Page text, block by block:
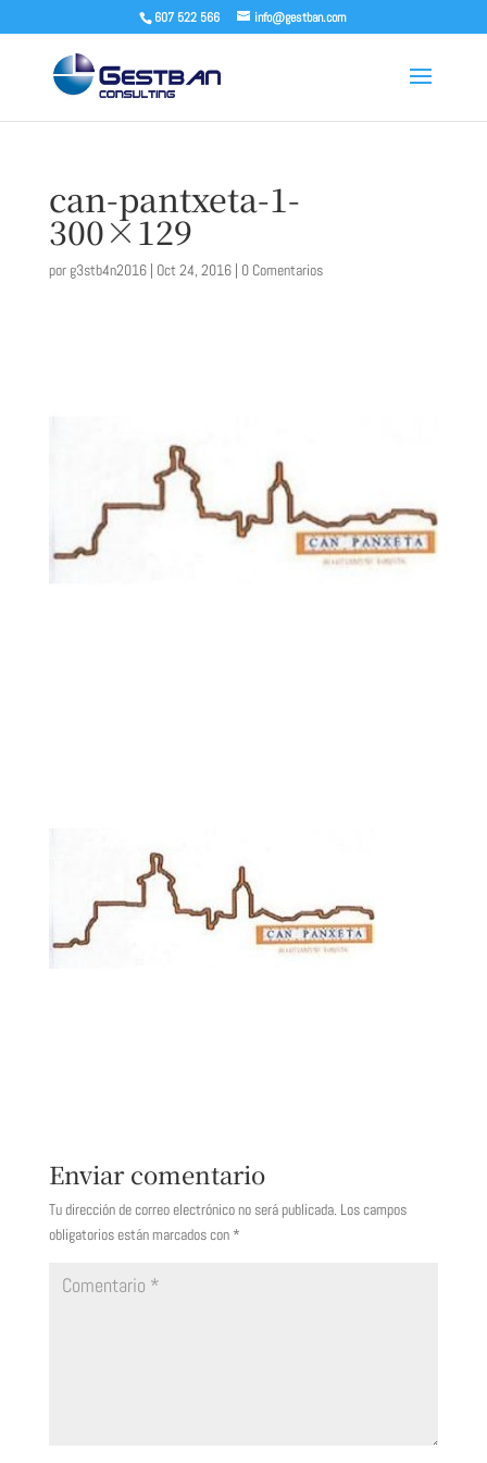
607 522 566 info@gestban.com
can-pantxeta-1-
300×129
por g3stb4n2016| Oct 24, 2016| 0 Comentarios
Enviar comentario
Tu dirección de correo electrónico no será publicada. Los campos
obligatorios están marcados con *